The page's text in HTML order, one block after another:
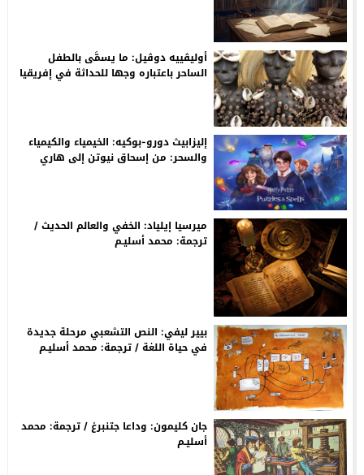
أوليڤييه دوڤيل: ما يسمَّى بالطفل
الساحر باعتباره وجها للحداثة في إفريقيا
إليزابيث دورو-بوكيه: الخيمياء والكيمياء
والسحر: من إسحاق نيوتن إلى هاري
ميرسيا إيلياد: الخفي والعالم الحديث /
ترجمة: محمد أسليـم
بيير ليفي: النص التشعبي مرحلة جديدة
في حياة اللغة / ترجمة: محمد أسليـم
جان كليمون: وداعا جتنبرغ / ترجمة: محمد
أسليـم